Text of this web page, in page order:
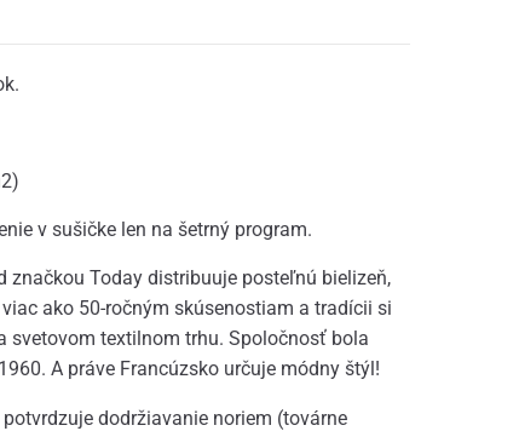
v sušičke len na šetrný program.
značkou Today distribuuje posteľnú bielizeň,
ako 50-ročným skúsenostiam a tradícii si
textilnom trhu. Spoločnosť bola
A práve Francúzsko určuje módny štýl!
dodržiavanie noriem (továrne